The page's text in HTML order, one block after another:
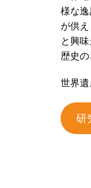
様な
が供
と興
歴史
世界
研